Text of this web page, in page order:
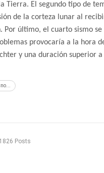
Tierra. El segundo tipo de
de la corteza lunar al
Por último, el cuarto sismo
provocaría a la hora
y una duración superior
1826 Posts